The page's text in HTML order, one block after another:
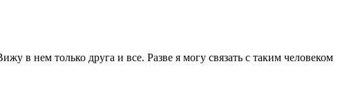
в нем только друга и все. Разве я могу связать с таким человеком